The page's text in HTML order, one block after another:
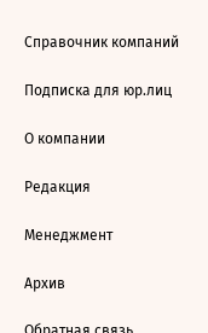
Справочник компаний
Подписка для юр.лиц
О компании
Редакция
Менеджмент
Архив